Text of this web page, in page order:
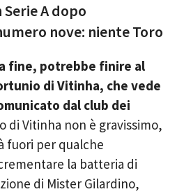
A dopo
nove: niente Toro
fine, potrebbe finire al
di Vitinha, che vede
dal club dei
di Vitinha non è gravissimo,
fuori per qualche
la batteria di
di Mister Gilardino,